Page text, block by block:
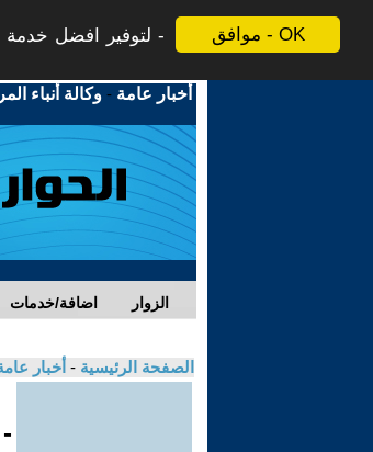
موافق - OK
لتوفير افضل خدمة
أخبار عامة -وكالة أنباء
اضافة/خدمات الزوار
الصفحة الرئيسية - أخبار